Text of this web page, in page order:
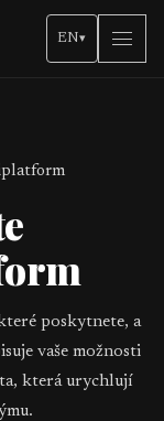
EN▾
poskytnete, a
vaše možnosti
která urychlují